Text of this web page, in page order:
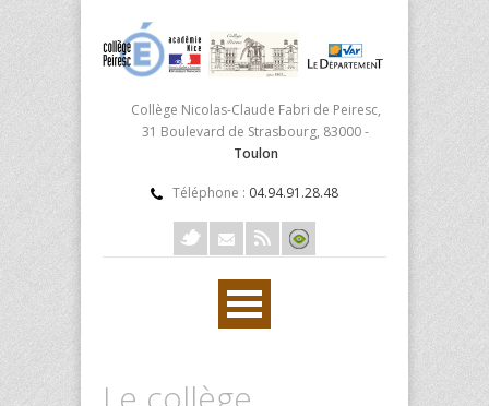
Collège Nicolas-Claude Fabri de Peiresc,
31 Boulevard de Strasbourg, 83000 -
Toulon
Téléphone : 04.94.91.28.48